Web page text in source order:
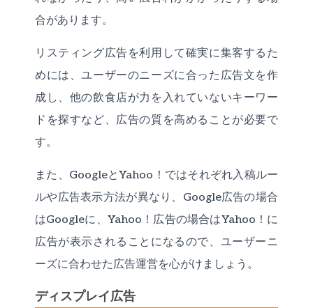
合があります。
リスティング広告を利用して確実に集客するた
めには、ユーザーのニーズに合った広告文を作
成し、他の飲食店が力を入れていないキーワー
ドを探すなど、広告の質を高めることが必要で
す。
また、GoogleとYahoo！ではそれぞれ入稿ルー
ルや広告表示方法が異なり、Google広告の場合
はGoogleに、Yahoo！広告の場合はYahoo！に
広告が表示されることになるので、ユーザーニ
ーズに合わせた広告運営を心がけましょう。
ディスプレイ広告